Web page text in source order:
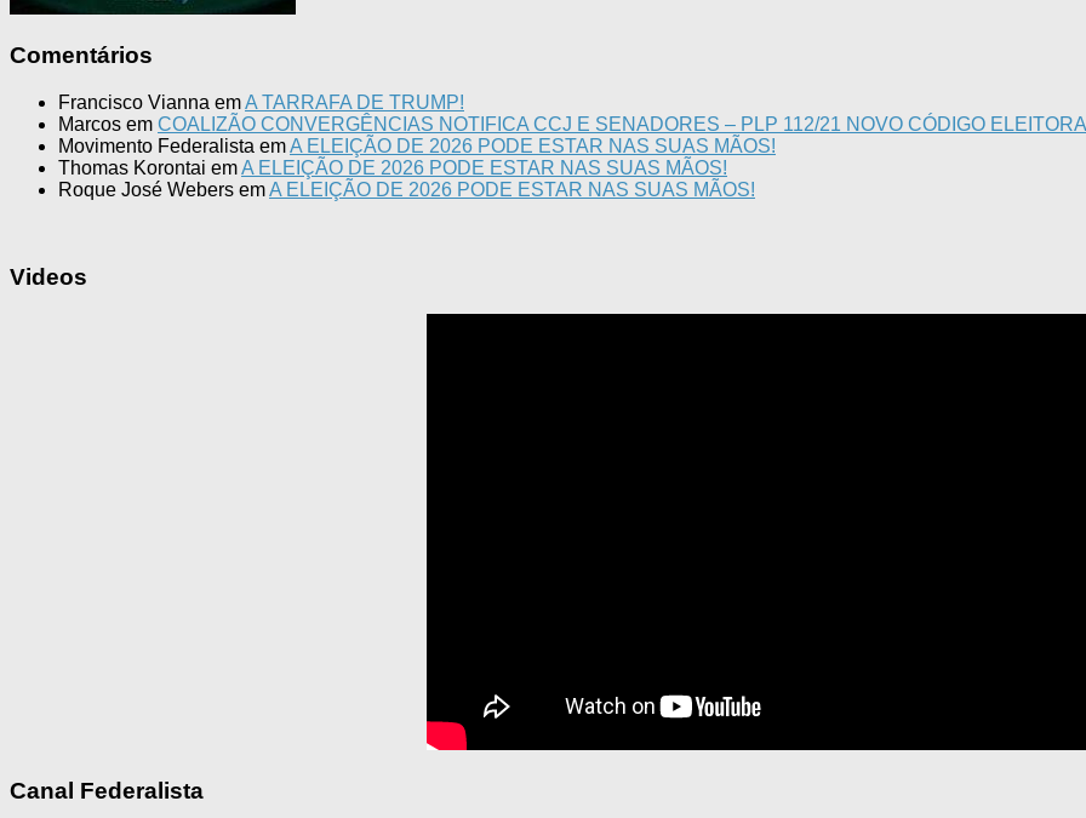
Comentários
Francisco Vianna emA TARRAFA DE TRUMP!
Marcos em COALIZÃO CONVERGÊNCIAS NOTIFICA CCJ E SENADORES – PLP 112/21 NOVO CÓDIGO
Movimento Federalista emA ELEIÇÃO DE 2026 PODE ESTAR NAS SUAS MÃOS!
Thomas Korontai emA ELEIÇÃO DE 2026 PODE ESTAR NAS SUAS MÃOS!
Roque José Webers emA ELEIÇÃO DE 2026 PODE ESTAR NAS SUAS MÃOS!
Videos
Canal Federalista